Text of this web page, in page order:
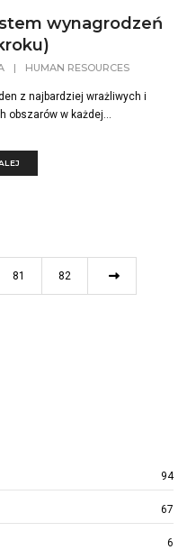
wynagrodzeń
| HUMAN RESOURCES
z najbardziej wrażliwych i
obszarów w każdej...
81 82
94
67
6